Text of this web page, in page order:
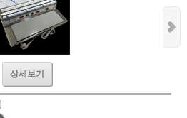
상세보기